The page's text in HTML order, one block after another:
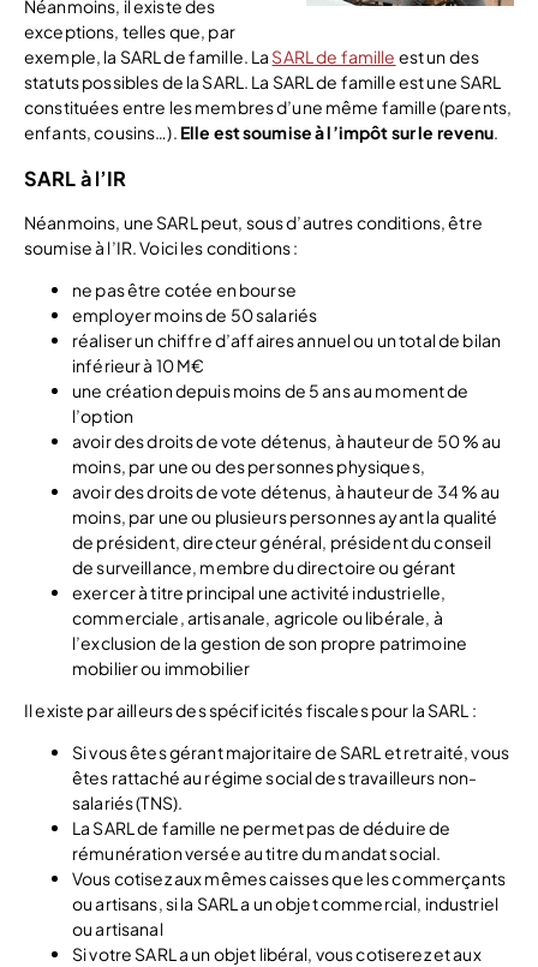
Néanmoins, il existe des
exceptions, telles que, par
exemple, la SARL de famille. La SARL de famille est un des
statuts possibles de la SARL. La SARL de famille est une SARL
constituées entre les membres d’une même famille (parents,
enfants, cousins…). Elle est soumise à l’impôt sur le revenu.
SARL à l’IR
Néanmoins, une SARL peut, sous d’autres conditions, être
soumise à l’IR. Voici les conditions :
ne pas être cotée en bourse
employer moins de 50 salariés
réaliser un chiffre d’affaires annuel ou un total de bilan
inférieur à 10 M€
une création depuis moins de 5 ans au moment de
l’option
avoir des droits de vote détenus, à hauteur de 50 % au
moins, par une ou des personnes physiques,
avoir des droits de vote détenus, à hauteur de 34 % au
moins, par une ou plusieurs personnes ayant la qualité
de président, directeur général, président du conseil
de surveillance, membre du directoire ou gérant
exercer à titre principal une activité industrielle,
commerciale, artisanale, agricole ou libérale, à
l’exclusion de la gestion de son propre patrimoine
mobilier ou immobilier
Il existe par ailleurs des spécificités fiscales pour la SARL :
Si vous êtes gérant majoritaire de SARL et retraité, vous
êtes rattaché au régime social des travailleurs non-
salariés (TNS).
La SARL de famille ne permet pas de déduire de
rémunération versée au titre du mandat social.
Vous cotisez aux mêmes caisses que les commerçants
ou artisans, si la SARL a un objet commercial, industriel
ou artisanal
Si votre SARL a un objet libéral, vous cotiserez et aux